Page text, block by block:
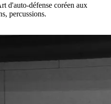
d'auto-défense coréen aux
percussions.